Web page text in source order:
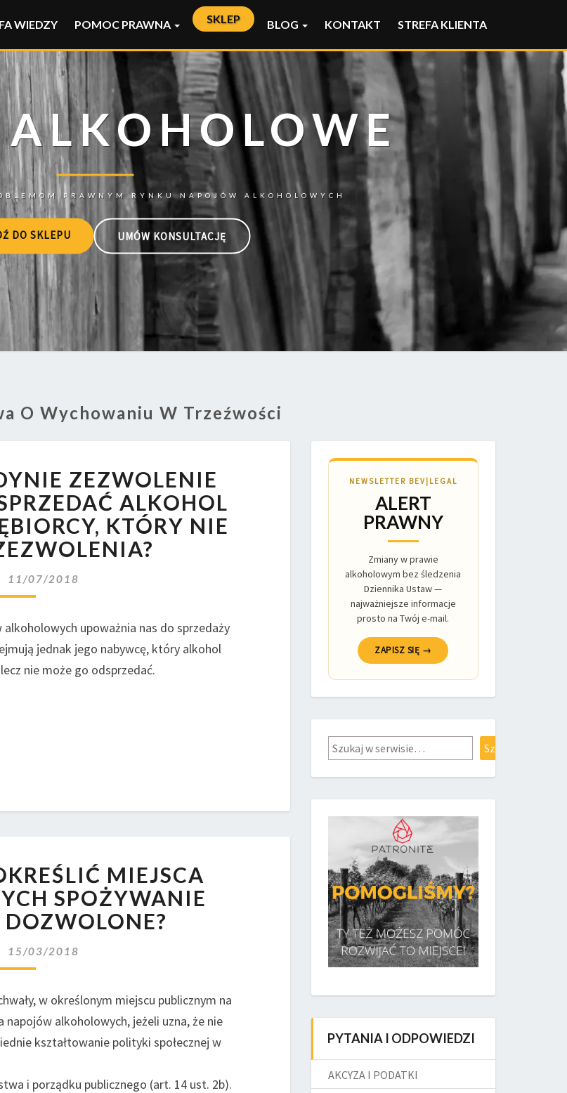
WIEDZY POMOC PRAWNA SKLEP BLOG KONTAKT STREFA KLIENTA
DO SKLEPU UMÓW KONSULTACJĘ
O Wychowaniu W Trzeźwości
ZEZWOLENIE
ALKOHOL
KTÓRY NIE
11/07/2018
upoważnia nas do sprzedaży
jednak jego nabywcę, który alkohol
nie może go odsprzedać.
JEST
MIEJSCA
SPOŻYWANIE
15/03/2018
w określonym miejscu publicznym na
alkoholowych, jeżeli uzna, że nie
kształtowanie polityki społecznej w
i porządku publicznego (art. 14 ust. 2b).
NEWSLETTER BEV|LEGAL
ALERT
PRAWNY
Zmiany w prawie
alkoholowym bez śledzenia
Dziennika Ustaw —
najważniejsze informacje
prosto na Twój e-mail.
ZAPISZ SIĘ →
Szukaj Szukaj
PYTANIA I ODPOWIEDZI
AKCYZA I PODATKI